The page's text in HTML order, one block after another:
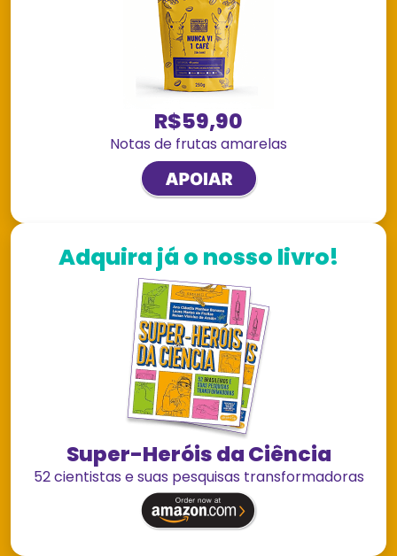
R$59,90
Notas de frutas amarelas
Adquira já o nosso livro!
Super-Heróis da Ciência
52 cientistas e suas pesquisas transformadoras